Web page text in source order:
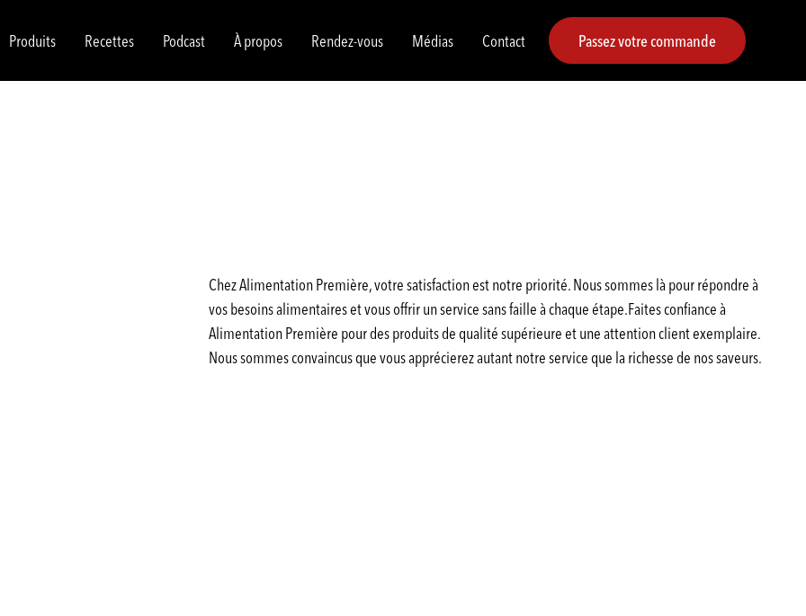
Produits Recettes Podcast À propos Rendez-vous Médias Contact Passez votre commande
Chez Alimentation Première, votre satisfaction est notre priorité. Nous sommes là pour répondre à
vos besoins alimentaires et vous offrir un service sans faille à chaque étape.Faites confiance à
Alimentation Première pour des produits de qualité supérieure et une attention client exemplaire.
Nous sommes convaincus que vous apprécierez autant notre service que la richesse de nos saveurs.